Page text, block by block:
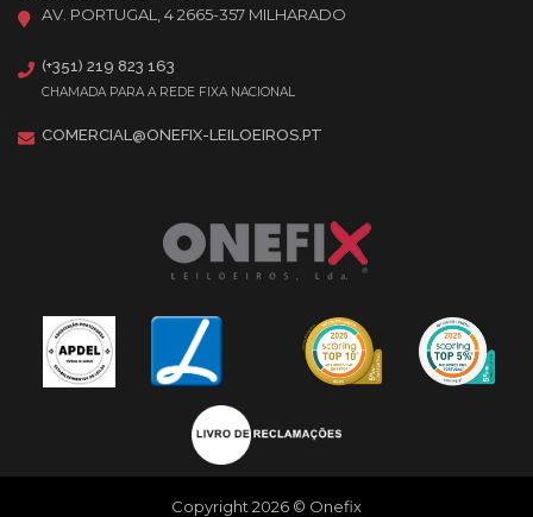
AV. PORTUGAL, 4 2665-357 MILHARADO
(+351) 219 823 163
CHAMADA PARA A REDE FIXA NACIONAL
COMERCIAL@ONEFIX-LEILOEIROS.PT
Copyright 2026 © Onefix